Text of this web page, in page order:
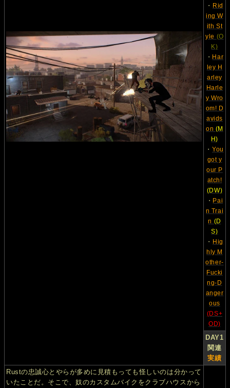
・ Rid
ing W
ith St
yle (O
K)
・ Har
ley H
arley
Harle
y Wro
om! D
avids
on (M
H)
・ You
got y
our P
atch!
(DW)
・ Pai
n Trai
n (D
S)
・ Hig
hly M
other-
Fucki
ng-D
anger
ous
(DS+
OD)
DAY1
関連
実績
Rustの忠誠心とやらが多めに見積もっても怪しいのは分かって
いたことだ。そこで、奴のカスタムバイクをクラブハウスから